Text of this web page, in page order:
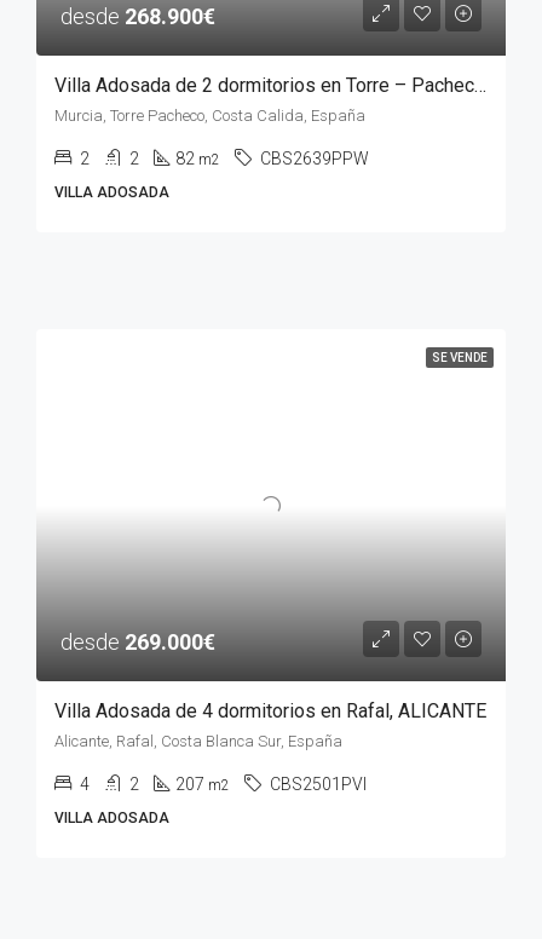
desde 268.900€
Villa Adosada de 2 dormitorios en Torre – Pacheco, MURCIA
Murcia, Torre Pacheco, Costa Calida, España
2 2 82 m2 CBS2639PPW
VILLA ADOSADA
SE VENDE
desde 269.000€
Villa Adosada de 4 dormitorios en Rafal, ALICANTE
Alicante, Rafal, Costa Blanca Sur, España
4 2 207 m2 CBS2501PVI
VILLA ADOSADA